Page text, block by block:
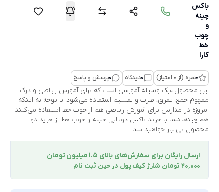
باکس
چینه
و
چوب
خط
کارا
0نمره (از 0 امتیاز) 0دیدگاه 0پرسش و پاسخ
این محصول ،یک وسیله آموزشی است که برای آموزش ریاضی و درک
مفهوم جمع، تفرق، ضرب و تقسیم استفاده می‌شود. با توجه به اینکه
امروزه در مدارس برای آموزش ریاضی هم از چوب خط استفاده می‌کنند
هم چینه، شما با خرید باکس دوتایی چینه و چوب خط از خرید دو
محصول بی‌نیاز خواهید شد.
ارسال رایگان برای سفارش‌های بالای 1.5 میلیون تومان
۲۰,۰۰۰ تومان شارژ کیف پول در حین ثبت ‌نام